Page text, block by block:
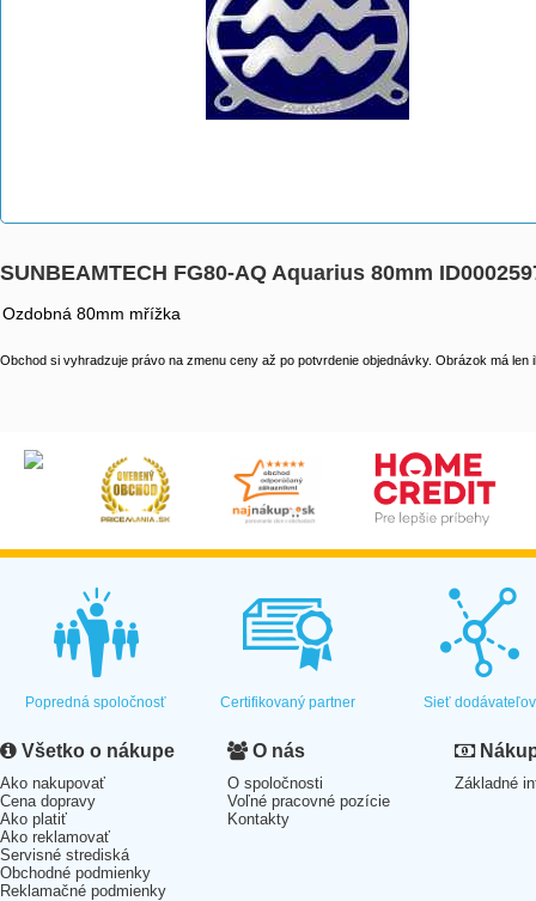
SUNBEAMTECH FG80-AQ Aquarius 80mm
Ozdobná 80mm mřížka
Obchod si vyhradzuje právo na zmenu ceny až po potvrdenie objednávky. Obrázok má len
Popredná spoločnosť Certifikovaný partner Sieť dodávateľov
Všetko o nákupe
Ako nakupovať
Cena dopravy
Ako platiť
Ako reklamovať
Servisné strediská
Obchodné podmienky
Reklamačné podmienky
O nás
O spoločnosti
Voľné pracovné pozície
Kontakty
Základné